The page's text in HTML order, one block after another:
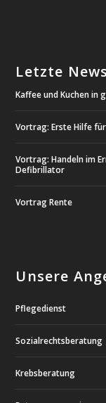
Letzte News
Kaffee und Kuchen in
Vortrag: Erste Hilfe
Vortrag: Handeln im
Defibrillator
Vortrag Rente
Unsere
Pflegedienst
Sozialrechtsberatung
Krebsberatung